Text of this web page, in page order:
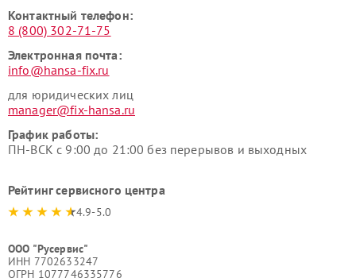
Контактный телефон:
8 (800) 302-71-75
Электронная почта:
info@hansa-fix.ru
для юридических лиц
manager@fix-hansa.ru
График работы:
ПН-ВСК с 9:00 до 21:00 без перерывов и выходных
Рейтинг сервисного центра
4.9-5.0
ООО "Русервис"
ИНН 7702633247
ОГРН 1077746335776